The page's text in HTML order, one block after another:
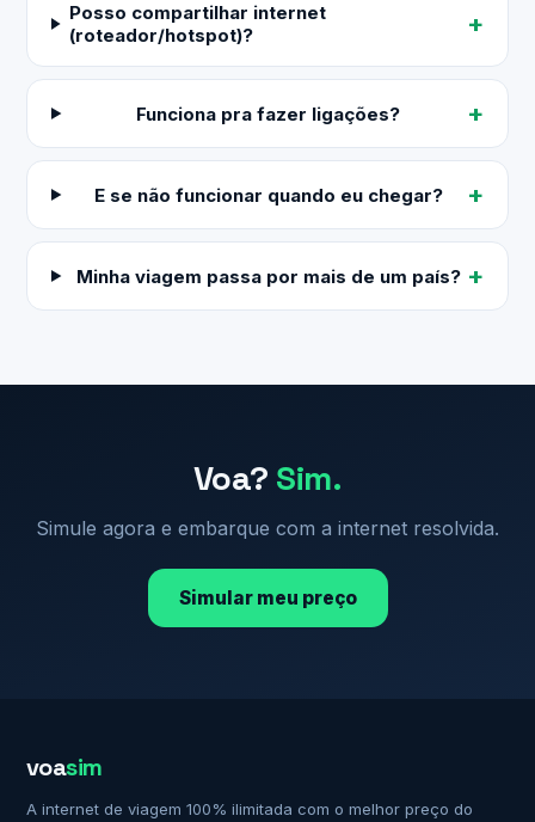
Posso compartilhar internet
(roteador/hotspot)?
Funciona pra fazer ligações?
E se não funcionar quando eu chegar?
Minha viagem passa por mais de um país?
Voa? Sim.
Simule agora e embarque com a internet resolvida.
Simular meu preço
voasim
A internet de viagem 100% ilimitada com o melhor preço do